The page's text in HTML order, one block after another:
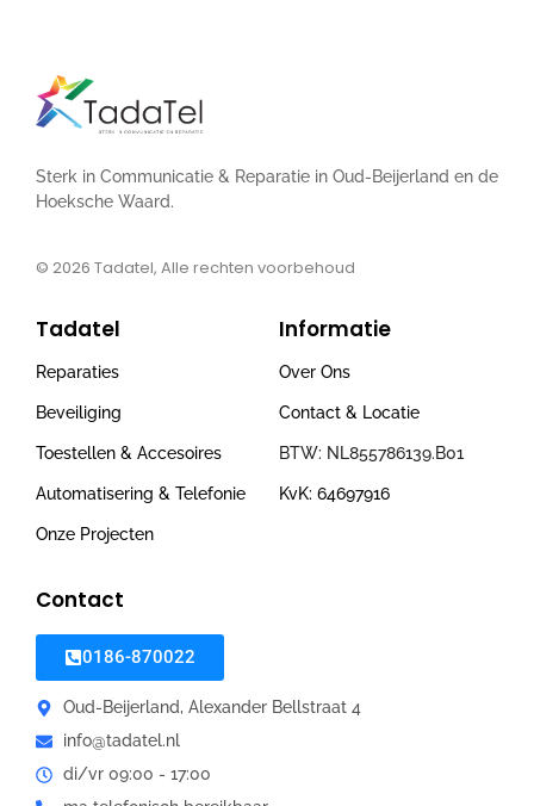
Sterk in Communicatie & Reparatie in Oud-Beijerland en de
Hoeksche Waard.
© 2026 Tadatel, Alle rechten voorbehoud
Tadatel
Reparaties
Beveiliging
Toestellen & Accesoires
Automatisering & Telefonie
Onze Projecten
Informatie
Over Ons
Contact & Locatie
BTW: NL855786139.B01
KvK: 64697916
Contact
0186-870022
Oud-Beijerland, Alexander Bellstraat 4
info@tadatel.nl
di/vr 09:00 - 17:00